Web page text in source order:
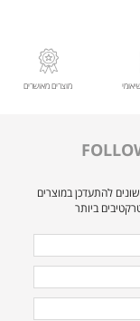
מוצרים מאושרים
להתעדכן במוצרים
ביותר